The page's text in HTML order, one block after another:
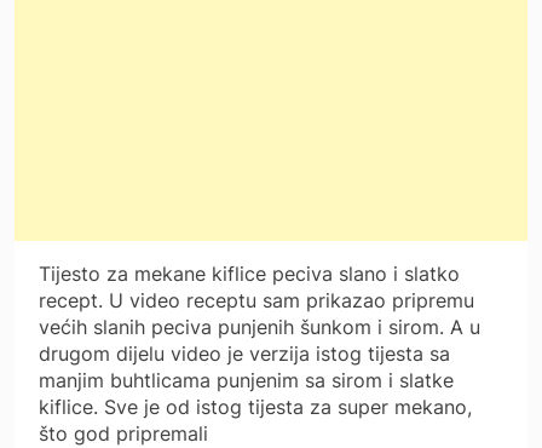
Tijesto za mekane kiflice peciva slano i slatko
recept. U video receptu sam prikazao pripremu
većih slanih peciva punjenih šunkom i sirom. A u
drugom dijelu video je verzija istog tijesta sa
manjim buhtlicama punjenim sa sirom i slatke
kiflice. Sve je od istog tijesta za super mekano,
što god pripremali